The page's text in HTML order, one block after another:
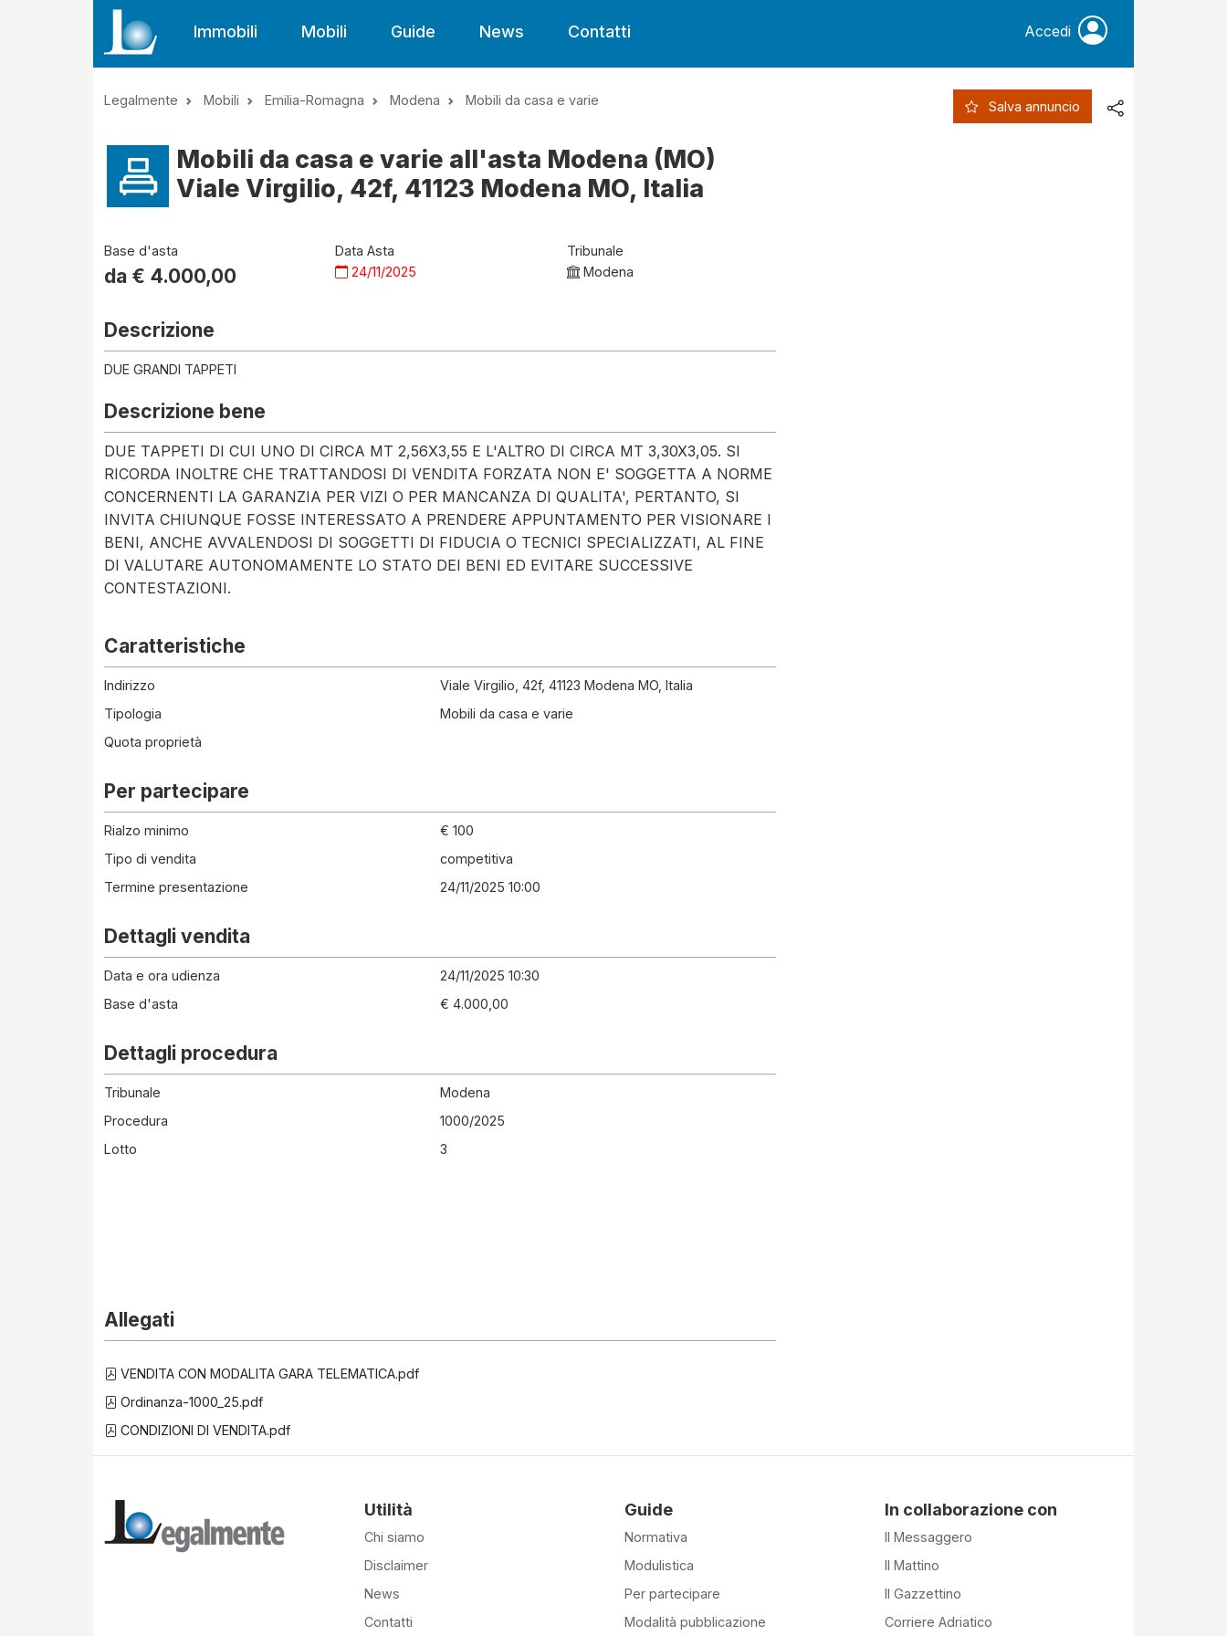
Immobili Mobili Guide News Contatti Accedi
Legalmente Mobili Emilia-Romagna Modena Mobili da casa e varie Salva annuncio
Mobili da casa e varie all'asta Modena (MO)
Viale Virgilio, 42f, 41123 Modena MO, Italia
Base d'asta
da € 4.000,00
Data Asta
24/11/2025
Tribunale
Modena
Descrizione
DUE GRANDI TAPPETI
Descrizione bene
DUE TAPPETI DI CUI UNO DI CIRCA MT 2,56X3,55 E L'ALTRO DI CIRCA MT 3,30X3,05. SI
RICORDA INOLTRE CHE TRATTANDOSI DI VENDITA FORZATA NON E' SOGGETTA A NORME
CONCERNENTI LA GARANZIA PER VIZI O PER MANCANZA DI QUALITA', PERTANTO, SI
INVITA CHIUNQUE FOSSE INTERESSATO A PRENDERE APPUNTAMENTO PER VISIONARE I
BENI, ANCHE AVVALENDOSI DI SOGGETTI DI FIDUCIA O TECNICI SPECIALIZZATI, AL FINE
DI VALUTARE AUTONOMAMENTE LO STATO DEI BENI ED EVITARE SUCCESSIVE
CONTESTAZIONI.
Caratteristiche
Indirizzo
Viale Virgilio, 42f, 41123 Modena MO, Italia
Tipologia
Mobili da casa e varie
Quota proprietà
Per partecipare
Rialzo minimo
€ 100
Tipo di vendita
competitiva
Termine presentazione
24/11/2025 10:00
Dettagli vendita
Data e ora udienza
24/11/2025 10:30
Base d'asta
€ 4.000,00
Dettagli procedura
Tribunale
Modena
Procedura
1000/2025
Lotto
3
Allegati
VENDITA CON MODALITA GARA TELEMATICA.pdf
Ordinanza-1000_25.pdf
CONDIZIONI DI VENDITA.pdf
Utilità
Chi siamo
Disclaimer
News
Contatti
Guide
Normativa
Modulistica
Per partecipare
Modalità pubblicazione
In collaborazione con
Il Messaggero
Il Mattino
Il Gazzettino
Corriere Adriatico